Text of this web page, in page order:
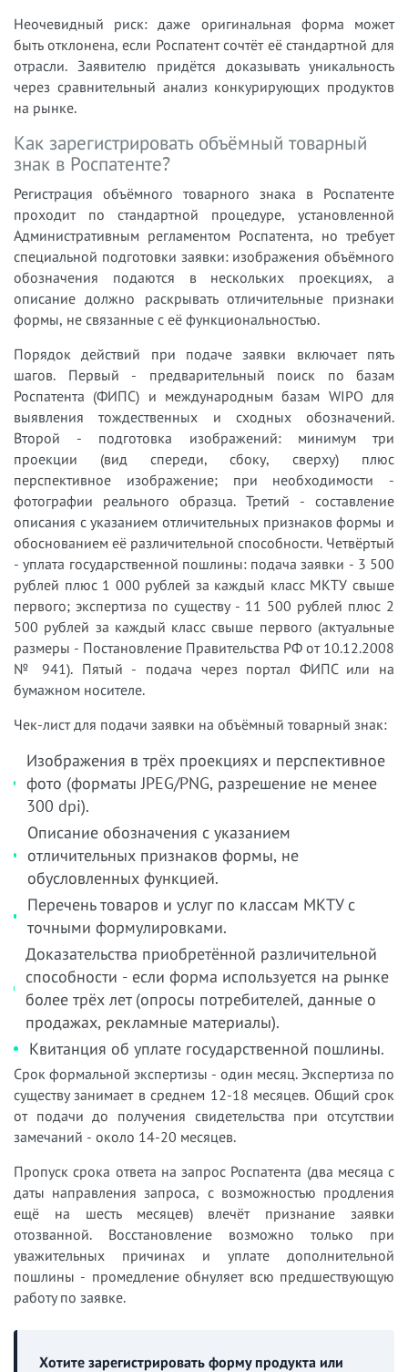
Неочевидный риск: даже оригинальная форма может
быть отклонена, если Роспатент сочтёт её стандартной для
отрасли. Заявителю придётся доказывать уникальность
через сравнительный анализ конкурирующих продуктов
на рынке.
Как зарегистрировать объёмный товарный
знак в Роспатенте?
Регистрация объёмного товарного знака в Роспатенте
проходит по стандартной процедуре, установленной
Административным регламентом Роспатента, но требует
специальной подготовки заявки: изображения объёмного
обозначения подаются в нескольких проекциях, а
описание должно раскрывать отличительные признаки
формы, не связанные с её функциональностью.
Порядок действий при подаче заявки включает пять
шагов. Первый - предварительный поиск по базам
Роспатента (ФИПС) и международным базам WIPO для
выявления тождественных и сходных обозначений.
Второй - подготовка изображений: минимум три
проекции (вид спереди, сбоку, сверху) плюс
перспективное изображение; при необходимости -
фотографии реального образца. Третий - составление
описания с указанием отличительных признаков формы и
обоснованием её различительной способности. Четвёртый
- уплата государственной пошлины: подача заявки - 3 500
рублей плюс 1 000 рублей за каждый класс МКТУ свыше
первого; экспертиза по существу - 11 500 рублей плюс 2
500 рублей за каждый класс свыше первого (актуальные
размеры - Постановление Правительства РФ от 10.12.2008
№ 941). Пятый - подача через портал ФИПС или на
бумажном носителе.
Чек-лист для подачи заявки на объёмный товарный знак:
Изображения в трёх проекциях и перспективное
фото (форматы JPEG/PNG, разрешение не менее
300 dpi).
Описание обозначения с указанием
отличительных признаков формы, не
обусловленных функцией.
Перечень товаров и услуг по классам МКТУ с
точными формулировками.
Доказательства приобретённой различительной
способности - если форма используется на рынке
более трёх лет (опросы потребителей, данные о
продажах, рекламные материалы).
Квитанция об уплате государственной пошлины.
Срок формальной экспертизы - один месяц. Экспертиза по
существу занимает в среднем 12-18 месяцев. Общий срок
от подачи до получения свидетельства при отсутствии
замечаний - около 14-20 месяцев.
Пропуск срока ответа на запрос Роспатента (два месяца с
даты направления запроса, с возможностью продления
ещё на шесть месяцев) влечёт признание заявки
отозванной. Восстановление возможно только при
уважительных причинах и уплате дополнительной
пошлины - промедление обнуляет всю предшествующую
работу по заявке.
Хотите зарегистрировать форму продукта или